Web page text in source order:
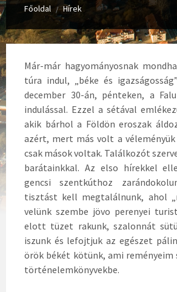
Főoldal / Hírek
Már-már hagyományosnak
túra indul, „béke és
december 30-án, pénteken, a
indulással. Ezzel a sétával
akik bárhol a Földön eroszak
azért, mert más volt a véleményük
csak mások voltak. Találkozót
barátainkkal. Az elso hírekkel
gencsi szentkúthoz
tisztást kell megtalálnunk, ahol
velünk szembe jövo perenyei
elott tüzet rakunk, szalonnát
iszunk és lefojtjuk az egészet
örök békét kötünk, ami reményeim
történelemkönyvekbe.